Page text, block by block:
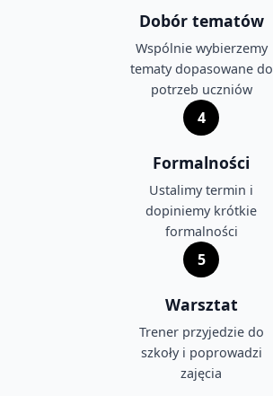
Dobór tematów
Wspólnie wybierzemy
tematy dopasowane do
potrzeb uczniów
4
Formalności
Ustalimy termin i
dopiniemy krótkie
formalności
5
Warsztat
Trener przyjedzie do
szkoły i poprowadzi
zajęcia